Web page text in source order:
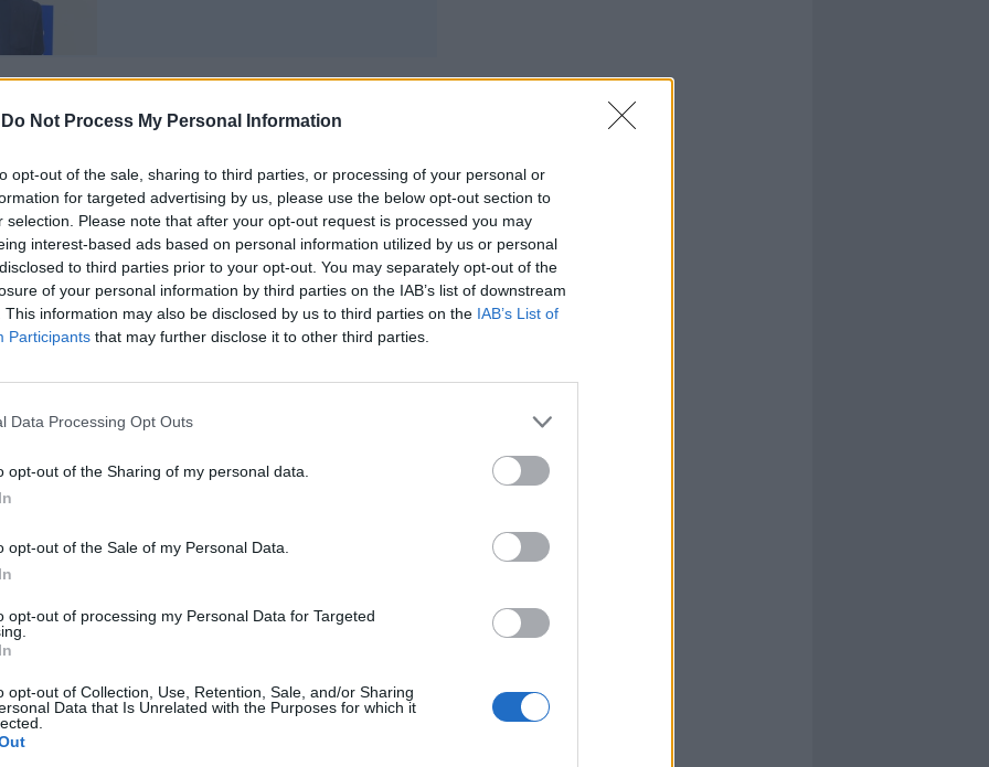
Do Not Process My Personal Information
opt-out of the sale, sharing to third parties, or processing of your personal or
for targeted advertising by us, please use the below opt-out section to
selection. Please note that after your opt-out request is processed you may
interest-based ads based on personal information utilized by us or personal
to third parties prior to your opt-out. You may separately opt-out of the
of your personal information by third parties on the IAB’s list of downstream
This information may also be disclosed by us to third parties on the IAB’s List of
Participants that may further disclose it to other third parties.
Data Processing Opt Outs
opt-out of the Sharing of my personal data.
opt-out of the Sale of my Personal Data.
opt-out of processing my Personal Data for Targeted
opt-out of Collection, Use, Retention, Sale, and/or Sharing
Data that Is Unrelated with the Purposes for which it
congratularsi c’è stato Fiorello, ed era
anche Amadeus, legato a Conti da un
data, fatto di stima reciproca e
tutto il suo supporto. Amadeus,
5 anni ha radicalmente rinnovato il
risultati record per la Rai, lascia a
solida da cui partire. Ora, l’attenzione
e sviluppare ulteriormente il
più amato d’Italia.
per due Festival: